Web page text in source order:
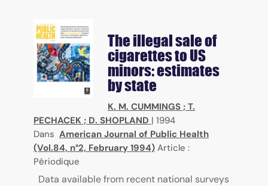
The illegal sale of
cigarettes to US
minors: estimates
by state
K. M. CUMMINGS ; T.
PECHACEK ; D. SHOPLAND | 1994
Dans American Journal of Public Health
(Vol.84, n°2, February 1994) Article :
Périodique
Data available from recent national surveys